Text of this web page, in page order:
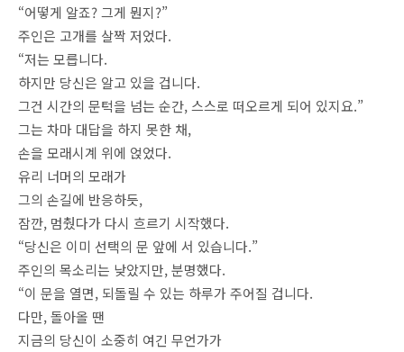
“어떻게 알죠? 그게 뭔지?”
주인은 고개를 살짝 저었다.
“저는 모릅니다.
하지만 당신은 알고 있을 겁니다.
그건 시간의 문턱을 넘는 순간, 스스로 떠오르게 되어 있지요.”
그는 차마 대답을 하지 못한 채,
손을 모래시계 위에 얹었다.
유리 너머의 모래가
그의 손길에 반응하듯,
잠깐, 멈췄다가 다시 흐르기 시작했다.
“당신은 이미 선택의 문 앞에 서 있습니다.”
주인의 목소리는 낮았지만, 분명했다.
“이 문을 열면, 되돌릴 수 있는 하루가 주어질 겁니다.
다만, 돌아올 땐
지금의 당신이 소중히 여긴 무언가가